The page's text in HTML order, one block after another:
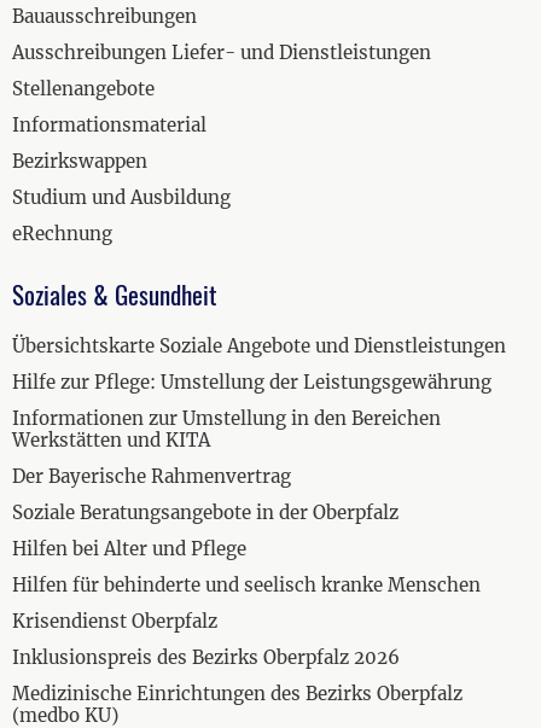
Bauausschreibungen
Ausschreibungen Liefer- und Dienstleistungen
Stellenangebote
Informationsmaterial
Bezirkswappen
Studium und Ausbildung
eRechnung
Soziales & Gesundheit
Übersichtskarte Soziale Angebote und Dienstleistungen
Hilfe zur Pflege: Umstellung der Leistungsgewährung
Informationen zur Umstellung in den Bereichen
Werkstätten und KITA
Der Bayerische Rahmenvertrag
Soziale Beratungsangebote in der Oberpfalz
Hilfen bei Alter und Pflege
Hilfen für behinderte und seelisch kranke Menschen
Krisendienst Oberpfalz
Inklusionspreis des Bezirks Oberpfalz 2026
Medizinische Einrichtungen des Bezirks Oberpfalz
(medbo KU)